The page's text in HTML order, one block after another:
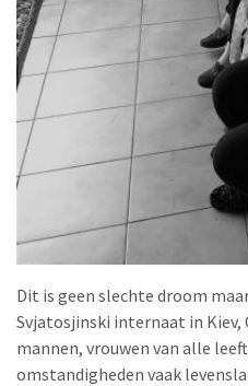
Dit is geen slechte droom
Svjatosjinski internaat in Kiev,
mannen, vrouwen van alle
omstandigheden vaak